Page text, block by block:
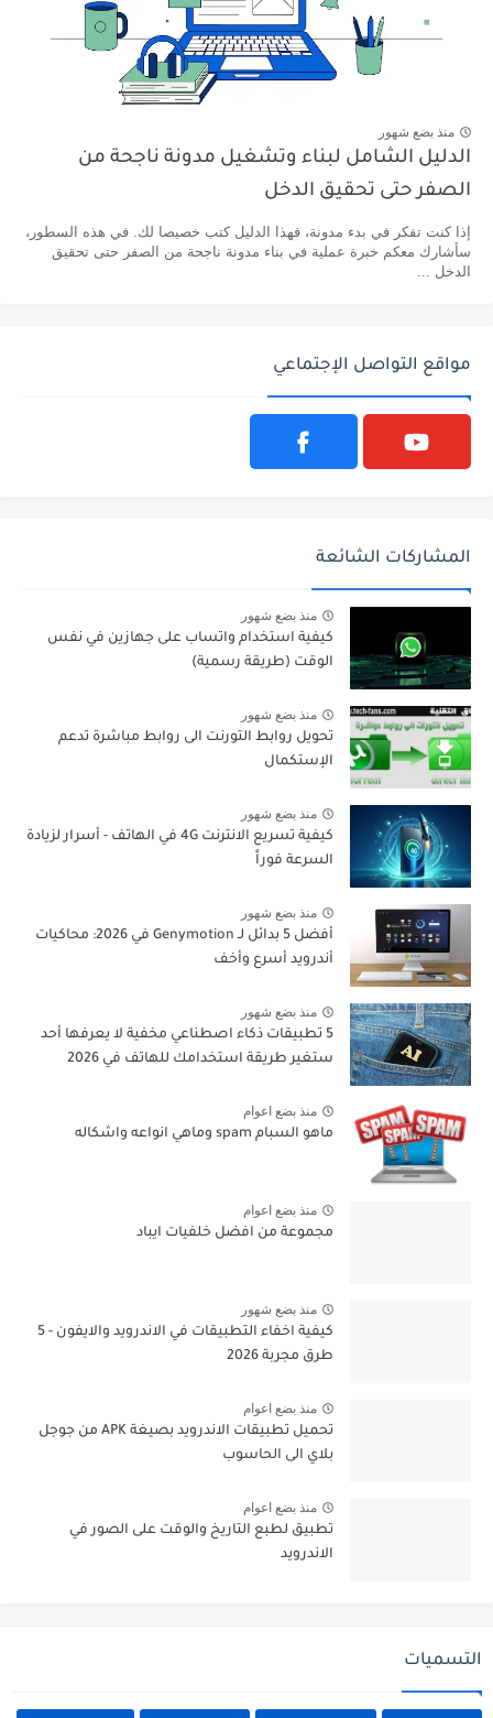
منذ بضع شهور
الدليل الشامل لبناء وتشغيل مدونة ناجحة من
الصفر حتى تحقيق الدخل
إذا كنت تفكر في بدء مدونة، فهذا الدليل كتب خصيصا لك. في هذه السطور،
سأشارك معكم خبرة عملية في بناء مدونة ناجحة من الصفر حتى تحقيق
الدخل ...
مواقع التواصل الإجتماعي
المشاركات الشائعة
منذ بضع شهور
كيفية استخدام واتساب على جهازين في نفس
الوقت (طريقة رسمية)
منذ بضع شهور
تحويل روابط التورنت الى روابط مباشرة تدعم
الإستكمال
منذ بضع شهور
كيفية تسريع الانترنت 4G في الهاتف - أسرار لزيادة
السرعة فوراً
منذ بضع شهور
أفضل 5 بدائل لـ Genymotion في 2026: محاكيات
أندرويد أسرع وأخف
منذ بضع شهور
5 تطبيقات ذكاء اصطناعي مخفية لا يعرفها أحد
ستغير طريقة استخدامك للهاتف في 2026
منذ بضع اعوام
ماهو السبام spam وماهي انواعه واشكاله
منذ بضع اعوام
مجموعة من افضل خلفيات ايباد
منذ بضع شهور
كيفية اخفاء التطبيقات في الاندرويد والايفون - 5
طرق مجربة 2026
منذ بضع اعوام
تحميل تطبيقات الاندرويد بصيغة APK من جوجل
بلاي الى الحاسوب
منذ بضع اعوام
تطبيق لطبع التاريخ والوقت على الصور في
الاندرويد
التسميات